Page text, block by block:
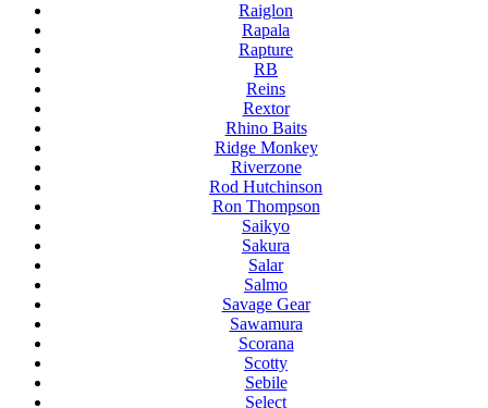
Raiglon
Rapala
Rapture
RB
Reins
Rextor
Rhino Baits
Ridge Monkey
Riverzone
Rod Hutchinson
Ron Thompson
Saikyo
Sakura
Salar
Salmo
Savage Gear
Sawamura
Scorana
Scotty
Sebile
Select